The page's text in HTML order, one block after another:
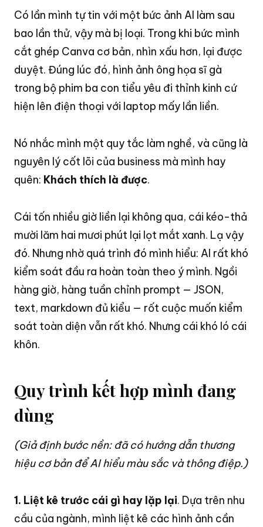
Có lần mình tự tin với một bức ảnh AI làm sau
bao lần thử, vậy mà bị loại. Trong khi bức mình
cắt ghép Canva cơ bản, nhìn xấu hơn, lại được
duyệt. Đúng lúc đó, hình ảnh ông họa sĩ gà
trong bộ phim ba con tiểu yêu đi thỉnh kinh cứ
hiện lên điện thoại với laptop mấy lần liền.
Nó nhắc mình một quy tắc làm nghề, và cũng là
nguyên lý cốt lõi của business mà mình hay
quên: Khách thích là được.
Cái tốn nhiều giờ liền lại không qua, cái kéo-thả
mười lăm hai mươi phút lại lọt mắt xanh. Lạ vậy
đó. Nhưng nhờ quá trình đó mình hiểu: AI rất khó
kiểm soát đầu ra hoàn toàn theo ý mình. Ngồi
hàng giờ, hàng tuần chỉnh prompt — JSON,
text, markdown đủ kiểu — rốt cuộc muốn kiểm
soát toàn diện vẫn rất khó. Nhưng cái khó ló cái
khôn.
Quy trình kết hợp mình đang
dùng
(Giả định bước nền: đã có hướng dẫn thương
hiệu cơ bản để AI hiểu màu sắc và thông điệp.)
1. Liệt kê trước cái gì hay lặp lại. Dựa trên nhu
cầu của ngành, mình liệt kê các hình ảnh cần